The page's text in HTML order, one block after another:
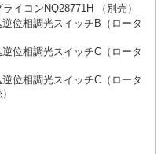
イコンNQ28771H （別売）
位相調光スイッチB（ロータ
位相調光スイッチC（ロータ
位相調光スイッチC（ロータ